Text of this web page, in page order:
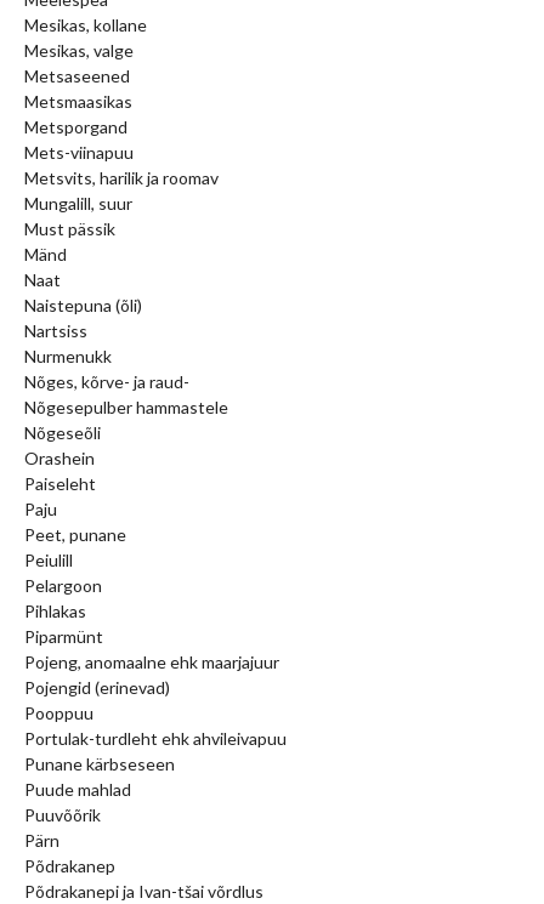
Mesikas, kollane
Mesikas, valge
Metsaseened
Metsmaasikas
Metsporgand
Mets-viinapuu
Metsvits, harilik ja roomav
Mungalill, suur
Must pässik
Mänd
Naat
Naistepuna (õli)
Nartsiss
Nurmenukk
Nõges, kõrve- ja raud-
Nõgesepulber hammastele
Nõgeseõli
Orashein
Paiseleht
Paju
Peet, punane
Peiulill
Pelargoon
Pihlakas
Piparmünt
Pojeng, anomaalne ehk maarjajuur
Pojengid (erinevad)
Pooppuu
Portulak-turdleht ehk ahvileivapuu
Punane kärbseseen
Puude mahlad
Puuvõõrik
Pärn
Põdrakanep
Põdrakanepi ja Ivan-tšai võrdlus